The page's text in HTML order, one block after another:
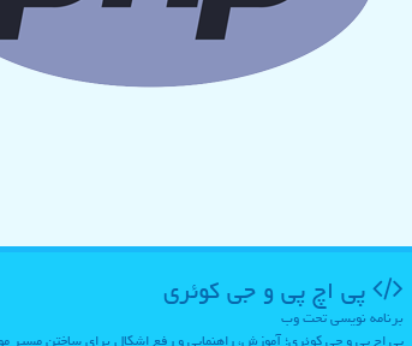
پی اچ پی و جی كوئری
برنامه نویسی تحت وب